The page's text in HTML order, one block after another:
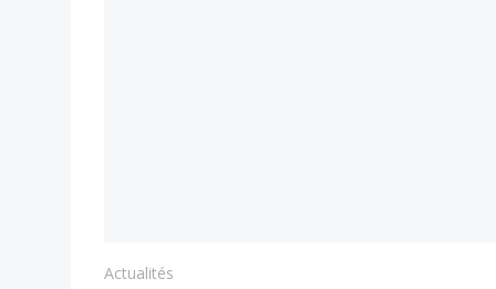
Actualités